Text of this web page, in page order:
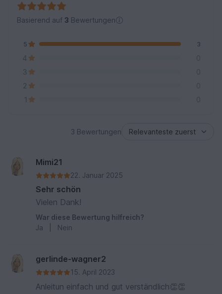
Basierend auf 3 Bewertungen
5 3
4
0
3
0
2
0
1
0
3 Bewertungen
Mimi21
22. Januar 2025
Sehr schön
Vielen Dank!
War diese Bewertung hilfreich?
Ja
Nein
gerlinde-wagner2
15. April 2023
Anleitun einfach und gut verständlich👏👏